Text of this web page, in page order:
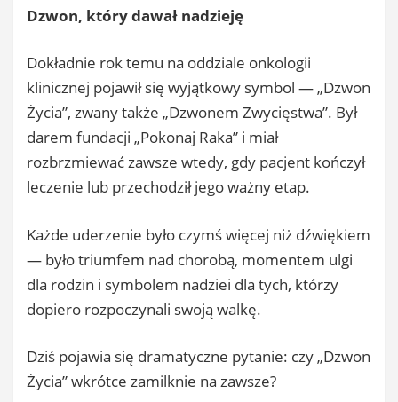
Dzwon, który dawał nadzieję
Dokładnie rok temu na oddziale onkologii
klinicznej pojawił się wyjątkowy symbol — „Dzwon
Życia”, zwany także „Dzwonem Zwycięstwa”. Był
darem fundacji „Pokonaj Raka” i miał
rozbrzmiewać zawsze wtedy, gdy pacjent kończył
leczenie lub przechodził jego ważny etap.
Każde uderzenie było czymś więcej niż dźwiękiem
— było triumfem nad chorobą, momentem ulgi
dla rodzin i symbolem nadziei dla tych, którzy
dopiero rozpoczynali swoją walkę.
Dziś pojawia się dramatyczne pytanie: czy „Dzwon
Życia” wkrótce zamilknie na zawsze?